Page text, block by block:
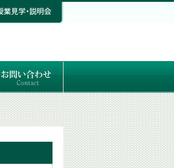
問い合わせ
門コースお問い合わせ
門コース入学お申し込み
人セッション